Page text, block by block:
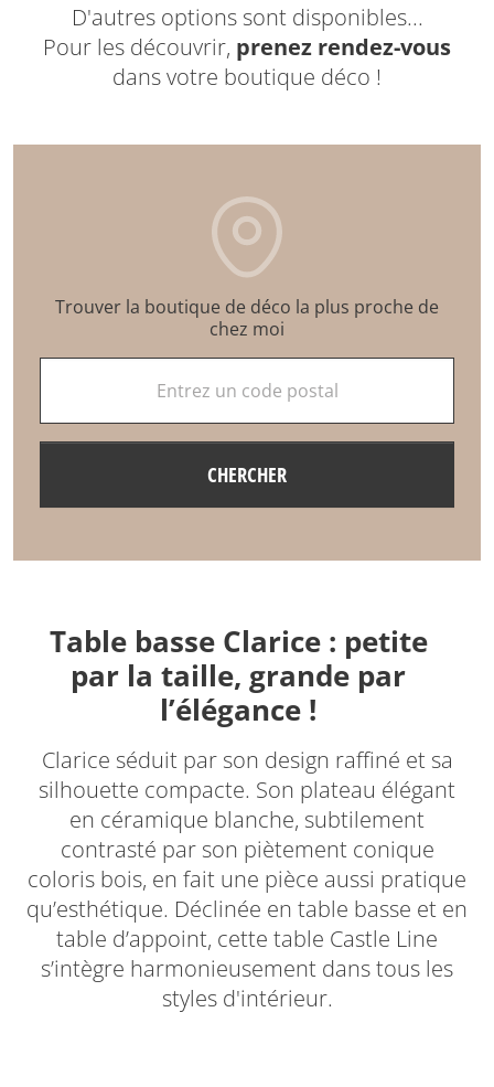
D'autres options sont disponibles...
Pour les découvrir, prenez rendez-vous
dans votre boutique déco !
Trouver la boutique de déco la plus proche de
chez moi
CHERCHER
Table basse Clarice : petite
par la taille, grande par
l’élégance !
Clarice séduit par son design raffiné et sa
silhouette compacte. Son plateau élégant
en céramique blanche, subtilement
contrasté par son piètement conique
coloris bois, en fait une pièce aussi pratique
qu’esthétique. Déclinée en table basse et en
table d’appoint, cette table Castle Line
s’intègre harmonieusement dans tous les
styles d'intérieur.